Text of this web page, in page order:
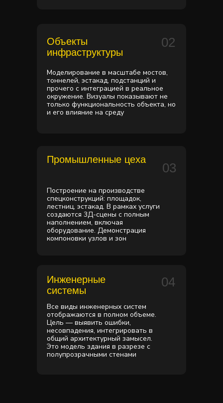
Инженерные
системы
Все виды инженерных систем
отображаются в полном объеме.
Цель — выявить ошибки,
несовпадения, интегрировать в
общий архитектурный замысел.
Это модель здания в разрезе с
полупрозрачными стенами
04
Объекты
инфраструктуры
Моделирование в масштабе мостов,
тоннелей, эстакад, подстанций и
прочего с интеграцией в реальное
окружение. Визуалы показывают не
только функциональность объекта, но
и его влияние на среду
02
Промышленные цеха
Построение на производстве
спецконструкций: площадок,
лестниц, эстакад. В рамках услуги
создаются 3Д-сцены с полным
наполнением, включая
оборудование. Демонстрация
компоновки узлов и зон
03